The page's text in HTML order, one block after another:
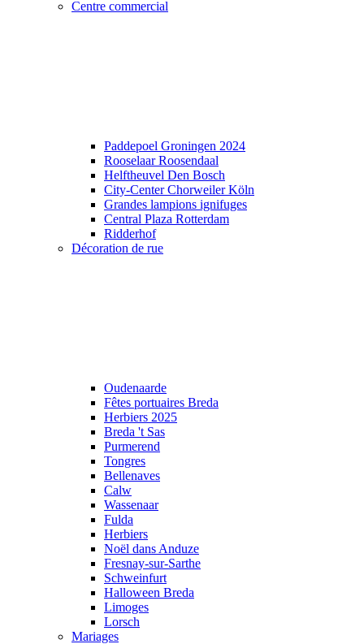
Centre commercial
Paddepoel Groningen 2024
Rooselaar Roosendaal
Helftheuvel Den Bosch
City-Center Chorweiler Köln
Grandes lampions ignifuges
Central Plaza Rotterdam
Ridderhof
Décoration de rue
Oudenaarde
Fêtes portuaires Breda
Herbiers 2025
Breda 't Sas
Purmerend
Tongres
Bellenaves
Calw
Wassenaar
Fulda
Herbiers
Noël dans Anduze
Fresnay-sur-Sarthe
Schweinfurt
Halloween Breda
Limoges
Lorsch
Mariages